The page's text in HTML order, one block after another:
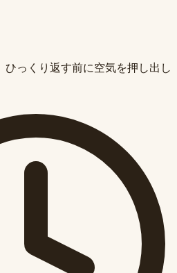
ひっくり返す前に空気を押し出し